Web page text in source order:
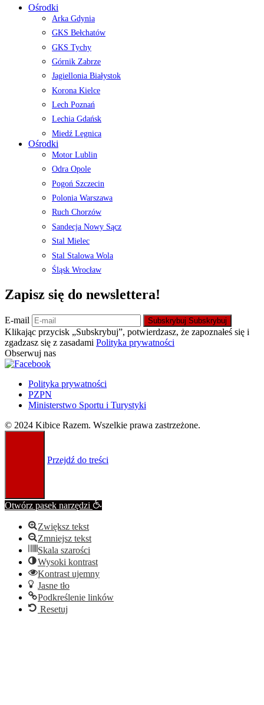
Ośrodki
Arka Gdynia
GKS Bełchatów
GKS Tychy
Górnik Zabrze
Jagiellonia Białystok
Korona Kielce
Lech Poznań
Lechia Gdańsk
Miedź Legnica
Ośrodki
Motor Lublin
Odra Opole
Pogoń Szczecin
Polonia Warszawa
Ruch Chorzów
Sandecja Nowy Sącz
Stal Mielec
Stal Stalowa Wola
Śląsk Wrocław
Zapisz się do newslettera!
E-mail Subskrybuj Subskrybuj
Klikając przycisk „Subskrybuj”, potwierdzasz, że zapoznałeś się i
zgadzasz się z zasadami Polityka prywatności
Obserwuj nas
Polityka prywatności
PZPN
Ministerstwo Sportu i Turystyki
© 2024 Kibice Razem. Wszelkie prawa zastrzeżone.
Przejdź do treści
Otwórz pasek narzędzi
Zwiększ tekst
Zmniejsz tekst
Skala szarości
Wysoki kontrast
Kontrast ujemny
Jasne tło
Podkreślenie linków
Resetuj